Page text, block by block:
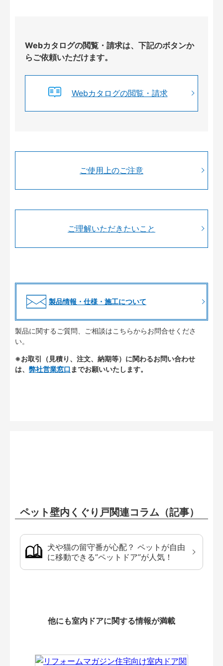
Webカタログの閲覧・請求は、下記のボタンか
らご依頼いただけます。
Webカタログの閲覧・請求
ご使用上のご注意
ご理解いただきたいこと
製品情報・仕様・施工について
製品に関するご質問、ご相談はこちらからお問合せくださ
い。
※お取引（見積り、注文、納期等）に関わるお問い合わせ
は、 弊社営業窓口 までお願いいたします。
ペット壁内くぐり戸関連コラム（記事）
犬や猫の留守番が心配？ ペットが自由
に移動できる”ペットドア”が人気！
他にも室内ドアに関する情報が満載